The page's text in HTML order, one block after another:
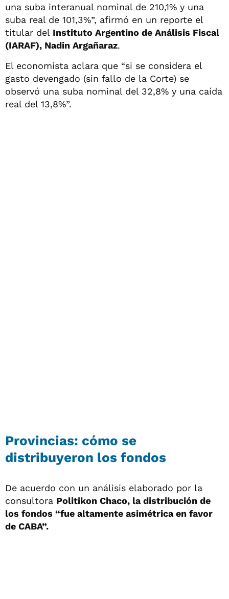
una suba interanual nominal de 210,1% y una
suba real de 101,3%”, afirmó en un reporte el
titular del Instituto Argentino de Análisis Fiscal
(IARAF), Nadin Argañaraz.
El economista aclara que “si se considera el
gasto devengado (sin fallo de la Corte) se
observó una suba nominal del 32,8% y una caída
real del 13,8%”.
Provincias: cómo se
distribuyeron los fondos
De acuerdo con un análisis elaborado por la
consultora Politikon Chaco, la distribución de
los fondos “fue altamente asimétrica en favor
de CABA”.